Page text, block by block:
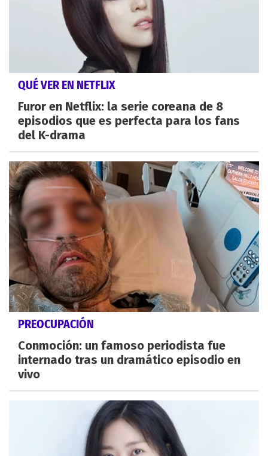
QUÉ VER EN NETFLIX
Furor en Netflix: la serie coreana de 8
episodios que es perfecta para los fans
del K-drama
PREOCUPACIÓN
Conmoción: un famoso periodista fue
internado tras un dramático episodio en
vivo